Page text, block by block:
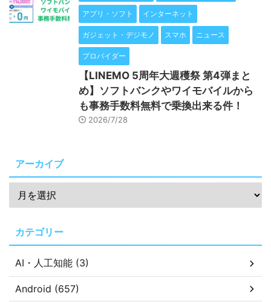
アプリ・ソフト インターネット
ガジェット・デジモノ スマホ ニュース
プロバイダー
【LINEMO 5周年大週穫祭 第4弾まと
め】ソフトバンクやワイモバイルから
も事務手数料無料で乗換出来る件！
2026/7/28
アーカイブ
カテゴリー
AI・人工知能 (3)
Android (657)